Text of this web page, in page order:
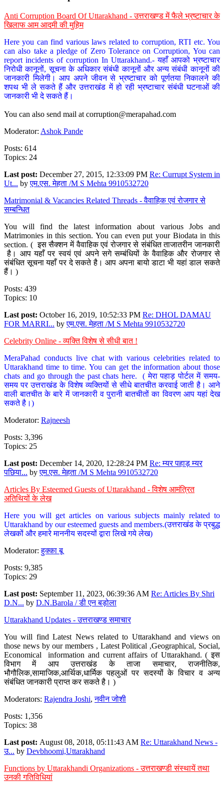
Anti Corruption Board Of Uttarakhand - उत्तराखण्ड में फैले भ्रष्टाचार के
खिलाफ आम आदमी की मुहिम
Here you can find various laws related to corruption, RTI etc. You
can also take a pledge of Zero Tolerance on Corruption, You can
report incidents of corruption In Uttarakhand.- यहाँ आपको भ्रष्टाचार
निरोधी कानूनों, सूचना के अधिकार संबंधी कानूनों और अन्य संबंधी कानूनों की
जानकारी मिलेगी। आप अपने जीवन से भ्रष्टाचार को पूर्णतया निकालने की
शपथ भी ले सकते हैं और उत्तराखंड में हो रही भ्रष्टाचार संबंधी घटनाओं की
जानकारी भी दे सकते हैं।
You can also send mail at corruption@merapahad.com
Moderator: Ashok Pande
Posts: 614
Topics: 24
Last post: December 27, 2015, 12:33:09 PM Re: Currupt System in
Ut... byएम.एस. मेहता /M S Mehta 9910532720
Matrimonial & Vacancies Related Threads - वैवाहिक एवं रोजगार से
सम्बन्धित
You will find the latest information about various Jobs and
Matrimonies in this section. You can even put your Biodata in this
section. ( इस सैक्शन में वैवाहिक एवं रोजगार से संबंधित ताजातरीन जानकारी
है। आप यहाँ पर स्वयं एवं अपने सगे सम्बंधियों के वैवाहिक और रोजगार से
संबंधित सूचना यहाँ पर दे सकते है। आप अपना बायो डाटा भी यहां डाल सकते
हैं। )
Posts: 439
Topics: 10
Last post: October 16, 2019, 10:52:33 PM Re: DHOL DAMAU
FOR MARRI... byएम.एस. मेहता /M S Mehta 9910532720
Celebrity Online - व्यक्ति विशेष से सीधी बात !
MeraPahad conducts live chat with various celebrities related to
Uttarakhand time to time. You can get the information about those
chats and go through the past chats here. ( मेरा पहाड़ पोर्टल में समय-
समय पर उत्तराखंड के विशेष व्यक्तियों से सीधे बातचीत करवाई जाती है। आने
वाली बातचीत के बारे में जानकारी व पुरानी बातचीतों का विवरण आप यहां देख
सकते है।)
Moderator: Rajneesh
Posts: 3,396
Topics: 25
Last post: December 14, 2020, 12:28:24 PM Re: म्यर पहाड़ म्यर
पछिया... byएम.एस. मेहता /M S Mehta 9910532720
Articles By Esteemed Guests of Uttarakhand - विशेष आमंत्रित
अतिथियों के लेख
Here you will get articles on various subjects mainly related to
Uttarakhand by our esteemed guests and members.(उत्तराखंड के प्रबुद्ध
लेखकों और हमारे माननीय सदस्यों द्वारा लिखे गये लेख)
Moderator:हुक्का बू
Posts: 9,385
Topics: 29
Last post: September 11, 2023, 06:39:36 AM Re: Articles By Shri
D.N... by D.N.Barola / डी एन बड़ोला
Uttarakhand Updates - उत्तराखण्ड समाचार
You will find Latest News related to Uttarakhand and views on
those news by our members , Latest Political ,Geographical, Social,
Economical information and current affairs of Uttarakhand. ( इस
विभाग में आप उत्तराखंड के ताजा समाचार, राजनीतिक,
भौगौलिक,सामाजिक,आर्थिक,धार्मिक पहलुओं पर सदस्यों के विचार व अन्य
संबंधित जानकारी प्राप्त कर सकते है। )
Moderators: Rajendra Joshi,नवीन जोशी
Posts: 1,356
Topics: 38
Last post: August 08, 2018, 05:11:43 AM Re: Uttarakhand News -
उ... by Devbhoomi,Uttarakhand
Functions by Uttarakhandi Organizations - उत्तराखण्डी संस्थायें तथा
उनकी गतिविधियां